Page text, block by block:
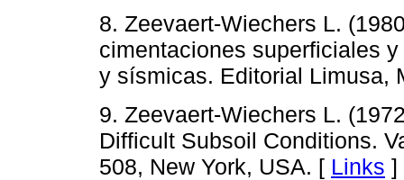
8. Zeevaert-Wiechers L.
cimentaciones superficiales
y sísmicas. Editorial Limusa,
9. Zeevaert-Wiechers L.
Difficult Subsoil Conditions.
508, New York, USA. [ Links ]